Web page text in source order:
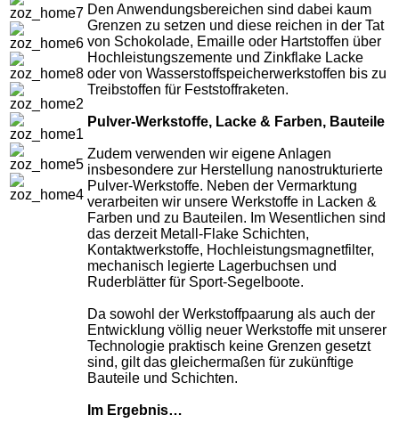
Den Anwendungsbereichen sind dabei kaum
Grenzen zu setzen und diese reichen in der Tat
von Schokolade, Emaille oder Hartstoffen über
Hochleistungszemente und Zinkflake Lacke
oder von Wasserstoffspeicherwerkstoffen bis zu
Treibstoffen für Feststoffraketen.
Pulver-Werkstoffe, Lacke & Farben, Bauteile
Zudem verwenden wir eigene Anlagen
insbesondere zur Herstellung nanostrukturierte
Pulver-Werkstoffe. Neben der Vermarktung
verarbeiten wir unsere Werkstoffe in Lacken &
Farben und zu Bauteilen. Im Wesentlichen sind
das derzeit Metall-Flake Schichten,
Kontaktwerkstoffe, Hochleistungsmagnetfilter,
mechanisch legierte Lagerbuchsen und
Ruderblätter für Sport-Segelboote.
Da sowohl der Werkstoffpaarung als auch der
Entwicklung völlig neuer Werkstoffe mit unserer
Technologie praktisch keine Grenzen gesetzt
sind, gilt das gleichermaßen für zukünftige
Bauteile und Schichten.
Im Ergebnis…